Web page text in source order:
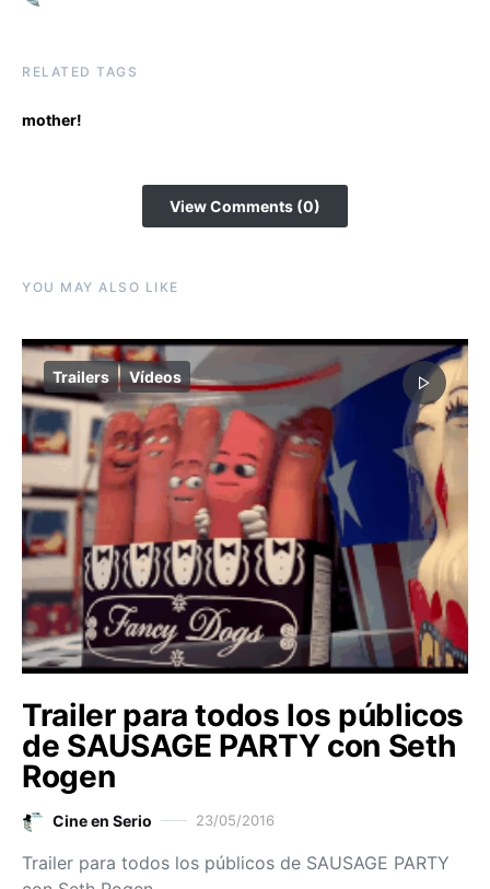
RELATED TAGS
mother!
View Comments (0)
YOU MAY ALSO LIKE
Trailers Vídeos
Trailer para todos los públicos
de SAUSAGE PARTY con Seth
Rogen
Cine en Serio 23/05/2016
Trailer para todos los públicos de SAUSAGE PARTY